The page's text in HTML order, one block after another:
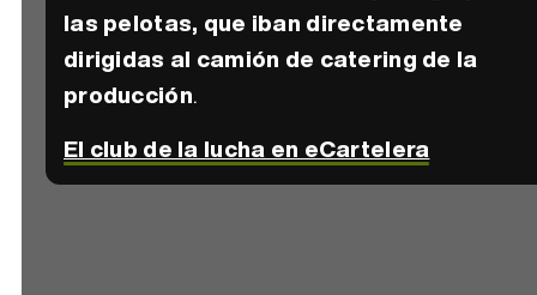
las pelotas, que iban directamente
dirigidas al camión de catering de la
producción.
El club de la lucha en eCartelera